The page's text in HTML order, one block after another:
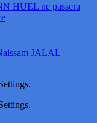
HUEL ne passera
JALAL –